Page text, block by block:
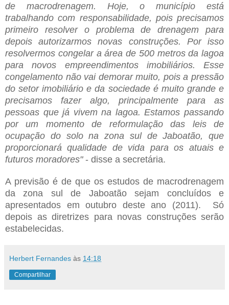
de macrodrenagem. Hoje, o município está
trabalhando com responsabilidade, pois precisamos
primeiro resolver o problema de drenagem para
depois autorizarmos novas construções. Por isso
resolvermos congelar a área de 500 metros da lagoa
para novos empreendimentos imobiliários. Esse
congelamento não vai demorar muito, pois a pressão
do setor imobiliário e da sociedade é muito grande e
precisamos fazer algo, principalmente para as
pessoas que já vivem na lagoa. Estamos passando
por um momento de reformulação das leis de
ocupação do solo na zona sul de Jaboatão, que
proporcionará qualidade de vida para os atuais e
futuros moradores"- disse a secretária.
A previsão é de que os estudos de macrodrenagem
da zona sul de Jaboatão sejam concluídos e
apresentados em outubro deste ano (2011). Só
depois as diretrizes para novas construções serão
estabelecidas.
Herbert Fernandes às 14:18
Compartilhar